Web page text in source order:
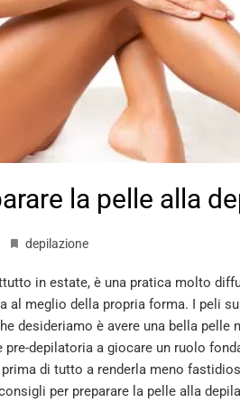
la pelle alla
depilazione
in estate, è una pratica molto
al meglio della propria forma. I peli
desideriamo è avere una bella pelle
pre-depilatoria a giocare un ruolo
di tutto a renderla meno
per preparare la pelle alla